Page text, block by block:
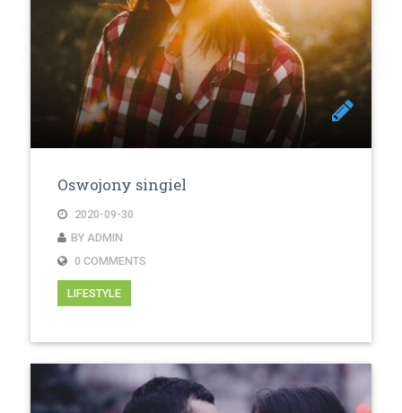
Oswojony singiel
2020-09-30
BY ADMIN
0 COMMENTS
LIFESTYLE